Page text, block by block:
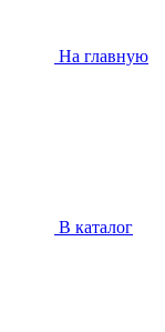
На главную
В каталог